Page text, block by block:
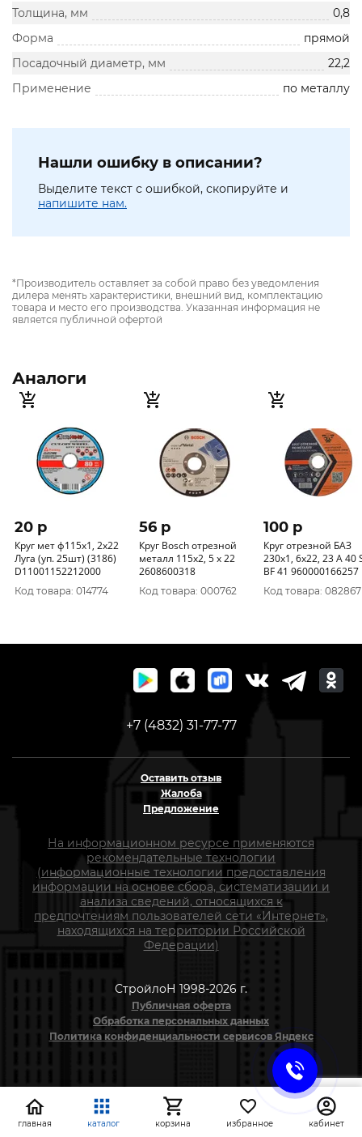
Толщина, мм
0,8
Форма
прямой
Посадочный диаметр, мм
22,2
Применение
по металлу
Нашли ошибку в описании?
Выделите текст с ошибкой, скопируйте и
напишите нам.
*Производитель оставляет за собой право без уведомления
дилера менять характеристики, внешний вид, комплектацию
товара и место его производства. Указанная информация не
является публичной офертой
Аналоги
20 p
Круг мет ф115х1, 2х22
Луга (уп. 25шт) (3186)
D11001152212000
Код товара: 014774
56 p
Круг Bosch отрезной
металл 115x2, 5 х 22
2608600318
Код товара: 000762
100 p
Круг отрезной БАЗ
230х1, 6х22, 23 А 40
BF 41 960000166257
Код товара: 082867
+7 (4832) 31-77-77
Оставить отзыв
Жалоба
Предложение
На информационном ресурсе применяются
рекомендательные технологии
(информационные технологии предоставления
информации на основе сбора, систематизации и
анализа сведений, относящихся к
предпочтениям пользователей сети «Интернет»,
находящихся на территории Российской
Федерации)
СтройлоН 1998-2026 г.
Публичная оферта
Обработка персональных данных
Политика конфиденциальности сервисов Яндекс
главная каталог корзина избранное кабинет